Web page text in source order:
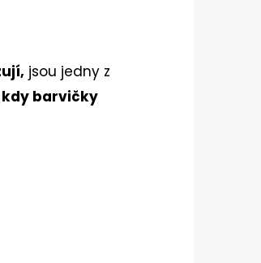
jsou jedny z
kdy barvičky